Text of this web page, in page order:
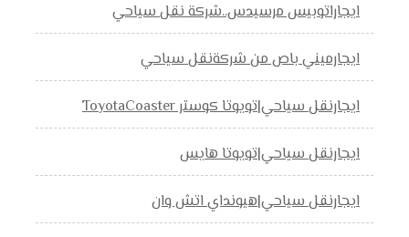
ايجاراتوبيس مرسيدس..شركة نقل سياحي
ايجارميني باص من شركةنقل سياحي
ايجارنقل سياحي|تويوتا كوستر ToyotaCoaster
ايجارنقل سياحي|تويوتا هايس
ايجارنقل سياحي|هيونداي اتش وان